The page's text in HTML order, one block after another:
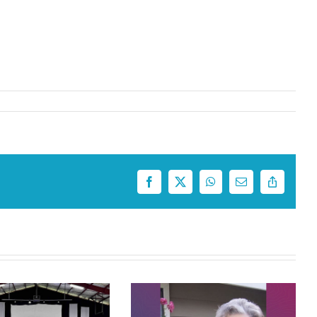
Facebook
X WhatsAppCorreo
electrónico
Copy
Link